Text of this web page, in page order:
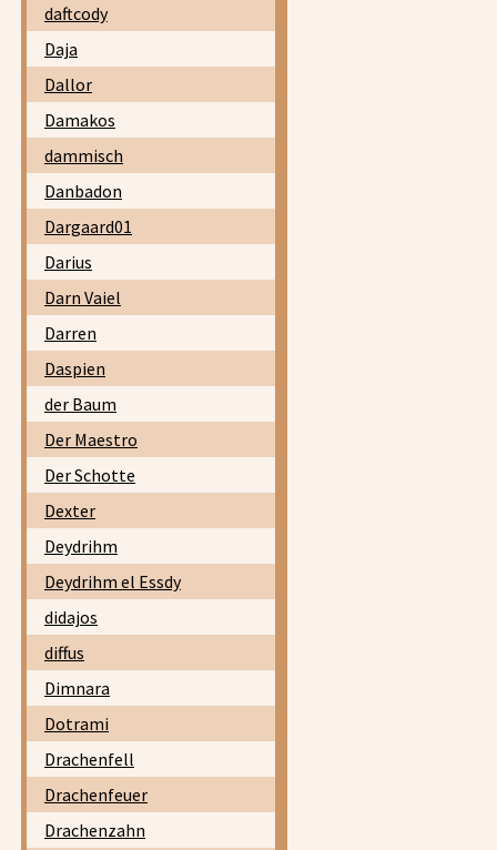
daftcody
Daja
Dallor
Damakos
dammisch
Danbadon
Dargaard01
Darius
Darn Vaiel
Darren
Daspien
der Baum
Der Maestro
Der Schotte
Dexter
Deydrihm
Deydrihm el Essdy
didajos
diffus
Dimnara
Dotrami
Drachenfell
Drachenfeuer
Drachenzahn